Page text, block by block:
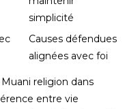
simplicité
Causes défendues
alignées avec foi
religion dans
entre vie